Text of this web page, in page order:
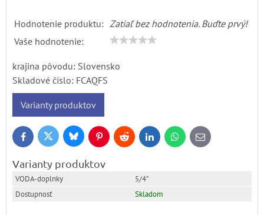
Hodnotenie produktu: Zatiaľ bez hodnotenia. Buďte prvý!
Vaše hodnotenie:
krajina pôvodu: Slovensko
Skladové číslo: FCAQFS
Varianty produktov
FacebookTwitter BlueskyPinterestReddit LinkedInWhatsApp
E-
mail
Varianty produktov
5/4"
Skladom